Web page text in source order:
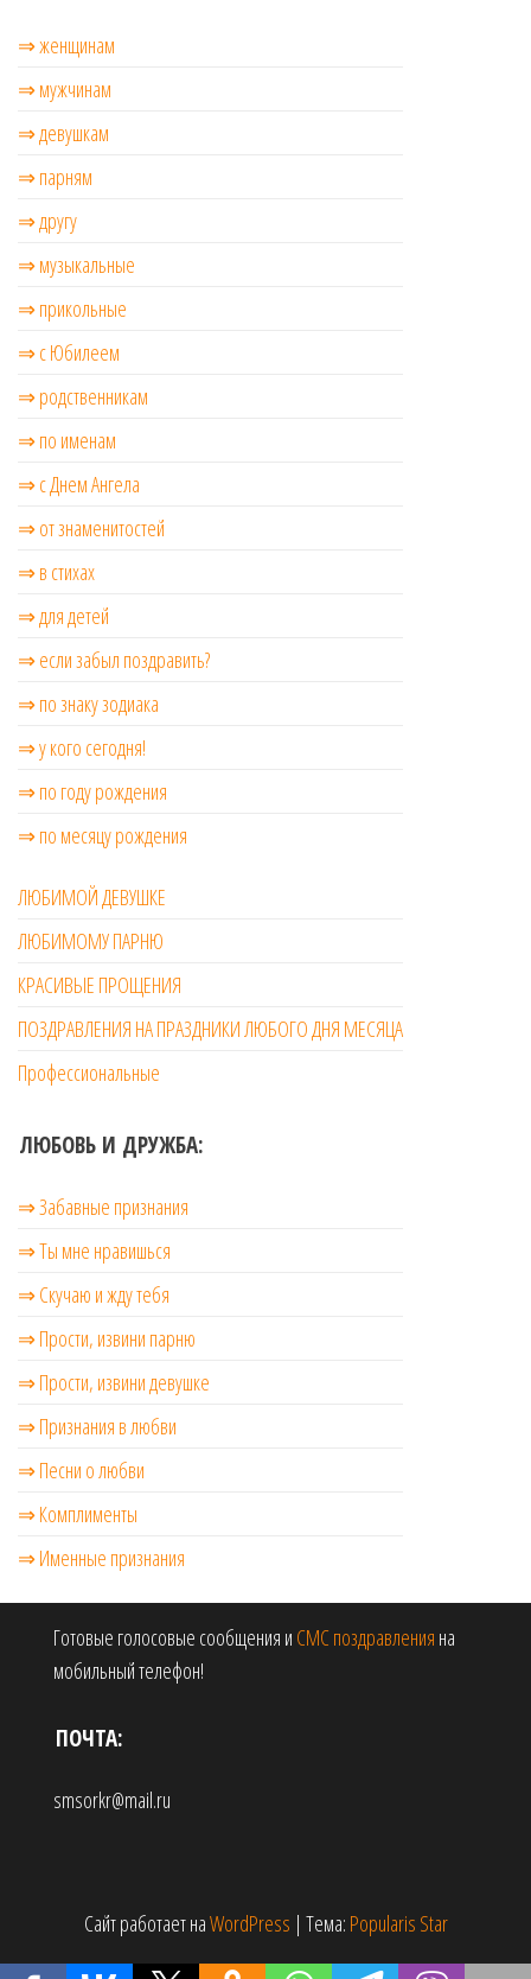
⇒ женщинам
⇒ мужчинам
⇒ девушкам
⇒ парням
⇒ другу
⇒ музыкальные
⇒ прикольные
⇒ с Юбилеем
⇒ родственникам
⇒ по именам
⇒ с Днем Ангела
⇒ от знаменитостей
⇒ в стихах
⇒ для детей
⇒ если забыл поздравить?
⇒ по знаку зодиака
⇒ у кого сегодня!
⇒ по году рождения
⇒ по месяцу рождения
ЛЮБИМОЙ ДЕВУШКЕ
ЛЮБИМОМУ ПАРНЮ
КРАСИВЫЕ ПРОЩЕНИЯ
ПОЗДРАВЛЕНИЯ НА ПРАЗДНИКИ ЛЮБОГО ДНЯ МЕСЯЦА
Профессиональные
ЛЮБОВЬ И ДРУЖБА:
⇒ Забавные признания
⇒ Ты мне нравишься
⇒ Скучаю и жду тебя
⇒ Прости, извини парню
⇒ Прости, извини девушке
⇒ Признания в любви
⇒ Песни о любви
⇒ Комплименты
⇒ Именные признания
Готовые голосовые сообщения и СМС поздравления на
мобильный телефон!
ПОЧТА:
smsorkr@mail.ru
Сайт работает наWordPress | Тема: Popularis Star